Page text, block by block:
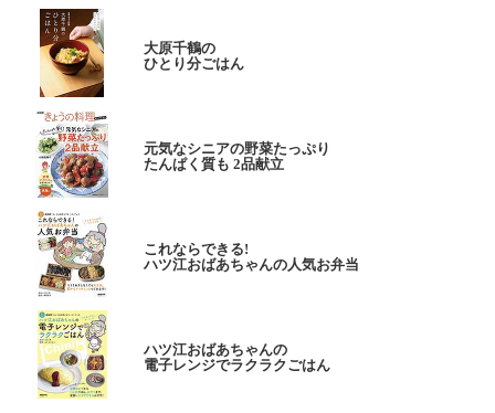
大原千鶴の
ひとり分ごはん
元気なシニアの野菜たっぷり
たんぱく質も 2品献立
これならできる!
ハツ江おばあちゃんの人気お弁当
ハツ江おばあちゃんの
電子レンジでラクラクごはん